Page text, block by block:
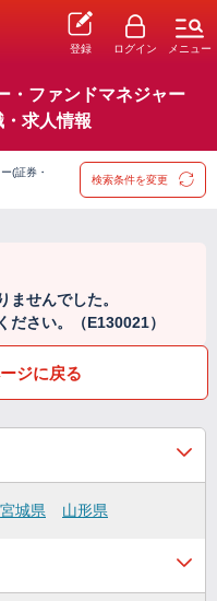
登録 ログイン メニュー
・ファンドマネジャー
求人情報
(証券・
検索条件を変更
ませんでした。
ださい。（E130021）
ジに戻る
宮城県 山形県